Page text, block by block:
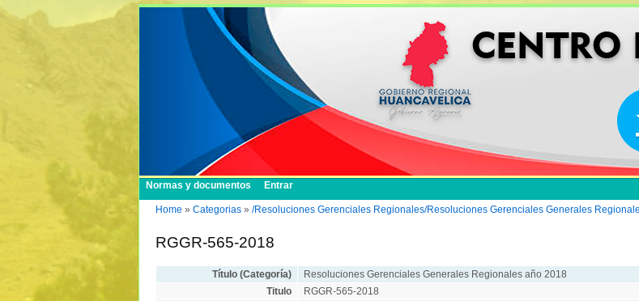
Normas y documentos Entrar
Home » Categorias » /Resoluciones Gerenciales Regionales/Resoluciones Gerenciales Generales
RGGR-565-2018
Título (Categoría)
Resoluciones Gerenciales Generales Regionales año 2018
Titulo
RGGR-565-2018